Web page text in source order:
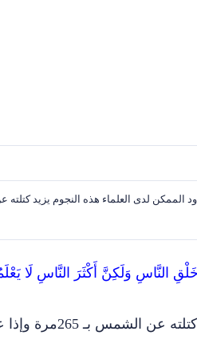
لدى العلماء هذه النجوم يزيد كتلته عن
النَّاسِ وَلَكِنَّ أَكْثَرَ النَّاسِ لَا
وإذا علمنا أن الشمس تعادل